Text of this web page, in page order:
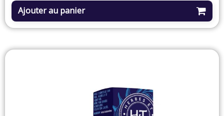
Ajouter au panier